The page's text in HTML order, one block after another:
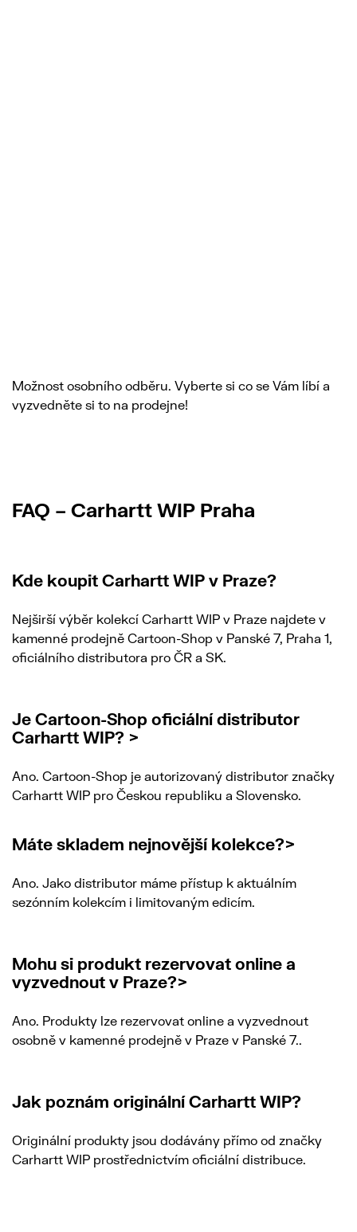
Možnost osobního odběru. Vyberte si co se Vám líbí a
vyzvedněte si to na prodejne!
FAQ – Carhartt WIP Praha
Kde koupit Carhartt WIP v Praze?
Nejširší výběr kolekcí Carhartt WIP v Praze najdete v
kamenné prodejně Cartoon-Shop v Panské 7, Praha 1,
oficiálního distributora pro ČR a SK.
Je Cartoon-Shop oficiální distributor
Carhartt WIP? >
Ano. Cartoon-Shop je autorizovaný distributor značky
Carhartt WIP pro Českou republiku a Slovensko.
Máte skladem nejnovější kolekce?>
Ano. Jako distributor máme přístup k aktuálním
sezónním kolekcím i limitovaným edicím.
Mohu si produkt rezervovat online a
vyzvednout v Praze?>
Ano. Produkty lze rezervovat online a vyzvednout
osobně v kamenné prodejně v Praze v Panské 7..
Jak poznám originální Carhartt WIP?
Originální produkty jsou dodávány přímo od značky
Carhartt WIP prostřednictvím oficiální distribuce.